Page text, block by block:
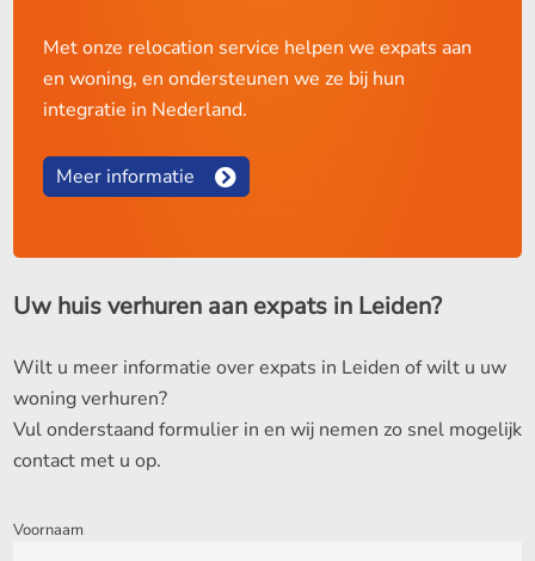
Met onze relocation service helpen we expats aan
en woning, en ondersteunen we ze bij hun
integratie in Nederland.
Meer informatie
Uw huis verhuren aan expats in Leiden?
Wilt u meer informatie over expats in Leiden of wilt u uw
woning verhuren?
Vul onderstaand formulier in en wij nemen zo snel mogelijk
contact met u op.
Voornaam